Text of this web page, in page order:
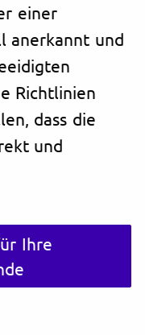
einer
anerkannt und
Richtlinien
dass die
und
Ihre